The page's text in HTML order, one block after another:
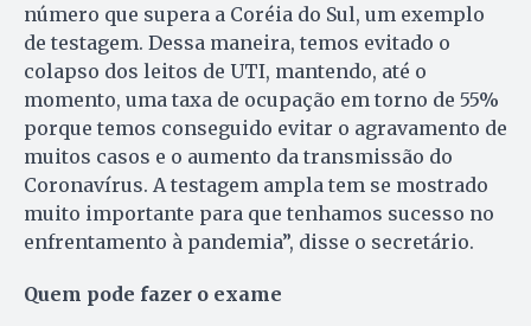
número que supera a Coréia do Sul, um exemplo
de testagem. Dessa maneira, temos evitado o
colapso dos leitos de UTI, mantendo, até o
momento, uma taxa de ocupação em torno de 55%
porque temos conseguido evitar o agravamento de
muitos casos e o aumento da transmissão do
Coronavírus. A testagem ampla tem se mostrado
muito importante para que tenhamos sucesso no
enfrentamento à pandemia”, disse o secretário.
Quem pode fazer o exame